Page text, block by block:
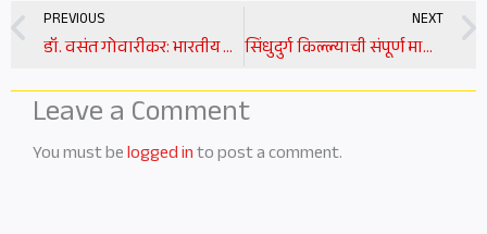
Prev
PREVIOUS
डॉ. वसंत गोवारीकर: भारतीय शास्त्रज्ञांचा प्रेरणादायी प्रवास | dr vasant gowarikar information in marathi
NEXT
सिंधुदुर्ग किल्ल्याची संपूर्ण माहिती | sindhudurg fort information in marathi
Leave a Comment
You must belogged into post a comment.